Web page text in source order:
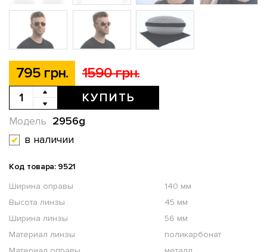
795 грн. 1590 грн.
КУПИТЬ
2956g
Модель
в наличии
Код товара: 9521
Ширина оправы
140 мм
Высота линзы
45 мм
Ширина линзы
56 мм
Материал линзы
поликарбонат